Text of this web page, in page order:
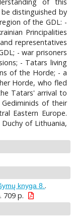
distinguished by
of the GDL: -
Principalities
representatives
- war prisoners
- Tatars living
of the Horde; - a
Horde, who fled
Tatars' arrival to
of their
Eastern Europe.
of Lithuania,
knyga 8..
709 p.